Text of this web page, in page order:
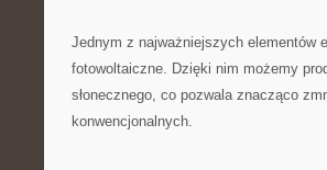
Jednym z⁣ najważniejszych elementów
fotowoltaiczne. Dzięki nim możemy
słonecznego, co pozwala znacząco
konwencjonalnych.